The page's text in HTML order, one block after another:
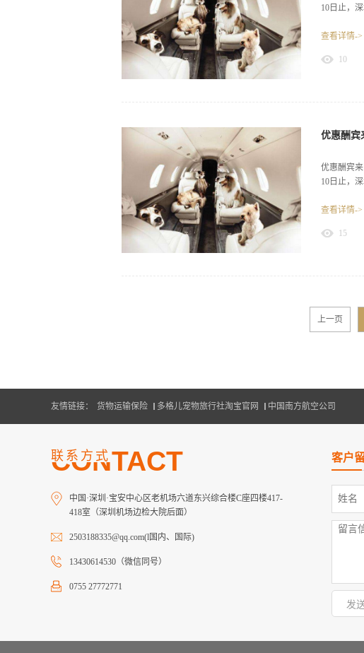
10日止，
10
查看详情->
优惠酬宾
优惠酬宾
10日止，
15
查看详情->
上一页
友情链接： 货物运输保险 多格儿宠物旅行社淘宝官网 中国南方航空公司
CONTACT
联系方式
中国·深圳·宝安中心区老机场六道东兴综合楼C座四楼417-
418室（深圳机场边检大院后面）
2503188335@qq.com(l国内、国际)
13430614530（微信同号）
0755 27772771
客户